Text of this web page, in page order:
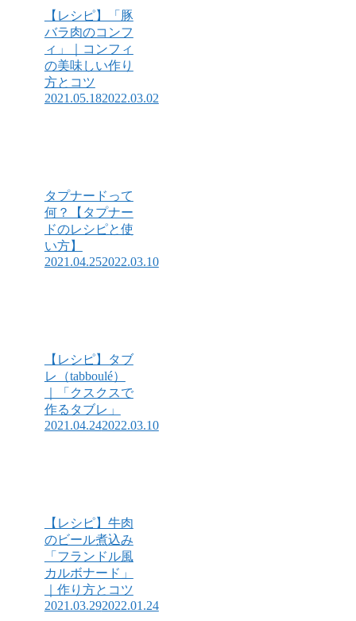
【レシピ】「豚
バラ肉のコンフ
ィ」｜コンフィ
の美味しい作り
方とコツ
2021.05.182022.03.02
タプナードって
何？【タプナー
ドのレシピと使
い方】
2021.04.252022.03.10
【レシピ】タブ
レ（tabboulé）
｜「クスクスで
作るタブレ」
2021.04.242022.03.10
【レシピ】牛肉
のビール煮込み
「フランドル風
カルボナード」
｜作り方とコツ
2021.03.292022.01.24